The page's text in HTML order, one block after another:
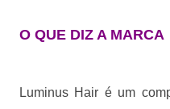
O QUE DIZ A MARCA
Luminus Hair é um